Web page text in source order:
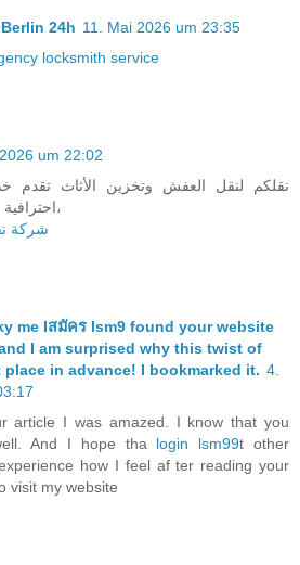
24h 11. Mai 2026 um 23:35
locksmith service
um 22:02
نقلكم لنقل العفش وتخزين الأثاث تقدم
احترافية بأعلى معايير الجودة،
شركة
me Iสมัคร lsm9 found your website
I am surprised why this twist of
in advance! I bookmarked it. 4.
article I was amazed. I know that you
And I hope tha login lsm99t other
how I feel af ter reading your
visit my website